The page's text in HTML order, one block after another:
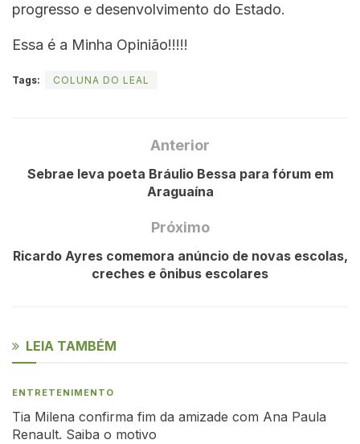
progresso e desenvolvimento do Estado.
Essa é a Minha Opinião!!!!!
Tags: COLUNA DO LEAL
Anterior
Sebrae leva poeta Bráulio Bessa para fórum em
Araguaína
Próximo
Ricardo Ayres comemora anúncio de novas escolas,
creches e ônibus escolares
LEIA TAMBÉM
ENTRETENIMENTO
Tia Milena confirma fim da amizade com Ana Paula
Renault. Saiba o motivo